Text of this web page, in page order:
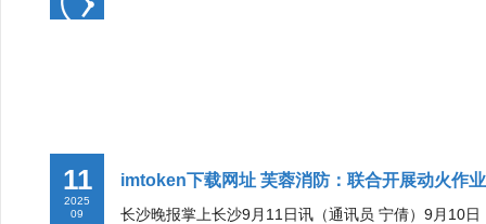
11
2025
09
imtoken下载网址 芙蓉消防：联合开展动火作
长沙晚报掌上长沙9月11日讯（通讯员 宁倩）9月10